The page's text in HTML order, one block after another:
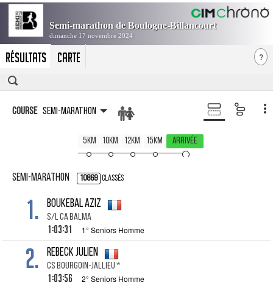
Résultats Carte ?
Course Semi-marathon
5km 10km 12km 15km Arrivée
Semi-marathon 10869 Classés
1. BOUKEBAL AZIZ
S/L CA BALMA
1:03:31 1° Seniors Homme
2. REBECK JULIEN
CS BOURGOIN-JALLIEU *
1:03:56 2° Seniors Homme